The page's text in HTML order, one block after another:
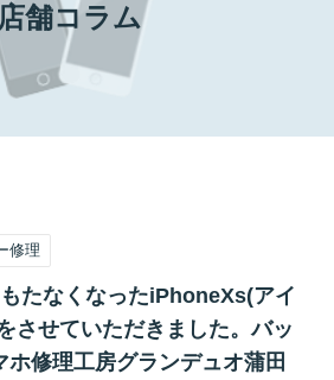
店舗コラム
修理
たなくなったiPhoneXs(アイ
させていただきました。バッ
ホ修理工房グランデュオ蒲田